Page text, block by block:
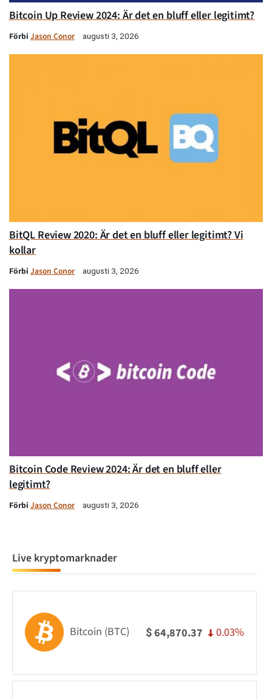
Bitcoin Up Review 2024: Är det en bluff eller legitimt?
Förbi Jason Conor augusti 3, 2026
BitQL Review 2020: Är det en bluff eller legitimt? Vi
kollar
Förbi Jason Conor augusti 3, 2026
Bitcoin Code Review 2024: Är det en bluff eller
legitimt?
Förbi Jason Conor augusti 3, 2026
Live kryptomarknader
Bitcoin (BTC) $64,870.37 0.03%